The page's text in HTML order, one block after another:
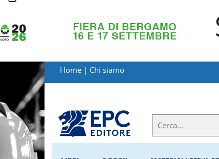
LIBRI
MATERIALI
PER
IL
FORMATORE
E-
BOOK
Home | Chi siamo